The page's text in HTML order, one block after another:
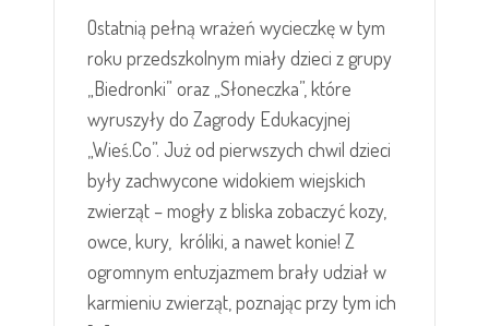
Ostatnią pełną wrażeń wycieczkę w tym
roku przedszkolnym miały dzieci z grupy
„Biedronki” oraz „Słoneczka”, które
wyruszyły do Zagrody Edukacyjnej
„Wieś.Co”. Już od pierwszych chwil dzieci
były zachwycone widokiem wiejskich
zwierząt – mogły z bliska zobaczyć kozy,
owce, kury, króliki, a nawet konie! Z
ogromnym entuzjazmem brały udział w
karmieniu zwierząt, poznając przy tym ich